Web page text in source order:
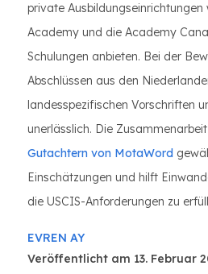
private Ausbildungseinrichtungen
Academy und die Academy
Schulungen anbieten. Bei der
Abschlüssen aus den
landesspezifischen Vorschriften
unerlässlich. Die
Gutachtern von MotaWord
Einschätzungen und hilft
die USCIS-Anforderungen zu
EVREN AY
Veröffentlicht am 13. Februar